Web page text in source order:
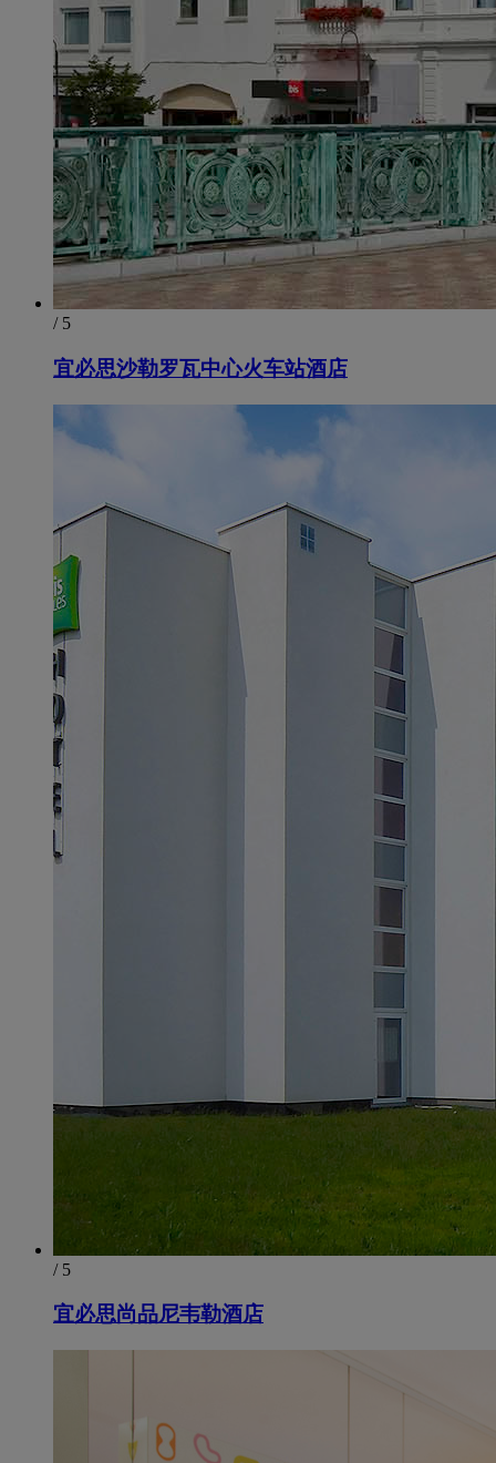
/ 5
宜必思沙勒罗瓦中心火车站酒店
/ 5
宜必思尚品尼韦勒酒店